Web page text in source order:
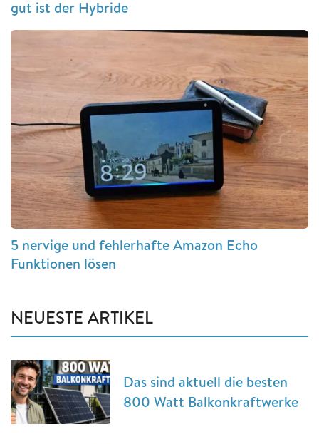
gut ist der Hybride
5 nervige und fehlerhafte Amazon Echo
Funktionen lösen
NEUESTE ARTIKEL
Das sind aktuell die besten
800 Watt Balkonkraftwerke